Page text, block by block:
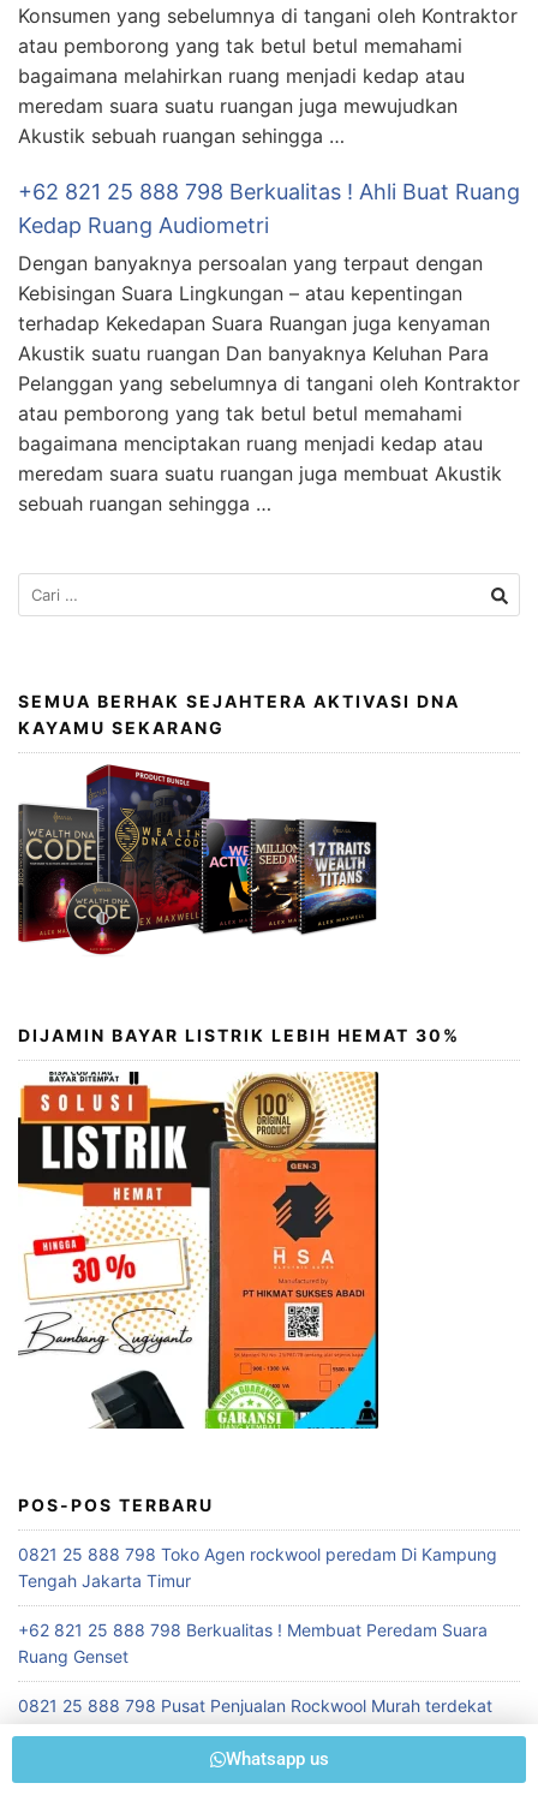
Konsumen yang sebelumnya di tangani oleh Kontraktor
atau pemborong yang tak betul betul memahami
bagaimana melahirkan ruang menjadi kedap atau
meredam suara suatu ruangan juga mewujudkan
Akustik sebuah ruangan sehingga …
+62 821 25 888 798 Berkualitas ! Ahli Buat Ruang
Kedap Ruang Audiometri
Dengan banyaknya persoalan yang terpaut dengan
Kebisingan Suara Lingkungan – atau kepentingan
terhadap Kekedapan Suara Ruangan juga kenyaman
Akustik suatu ruangan Dan banyaknya Keluhan Para
Pelanggan yang sebelumnya di tangani oleh Kontraktor
atau pemborong yang tak betul betul memahami
bagaimana menciptakan ruang menjadi kedap atau
meredam suara suatu ruangan juga membuat Akustik
sebuah ruangan sehingga …
SEMUA BERHAK SEJAHTERA AKTIVASI DNA
KAYAMU SEKARANG
DIJAMIN BAYAR LISTRIK LEBIH HEMAT 30%
POS-POS TERBARU
0821 25 888 798 Toko Agen rockwool peredam Di Kampung
Tengah Jakarta Timur
+62 821 25 888 798 Berkualitas ! Membuat Peredam Suara
Ruang Genset
0821 25 888 798 Pusat Penjualan Rockwool Murah terdekat
+62 821 25 888 798 Terpecaya ! Konsultan Akustik Auditorium
Whatsapp us